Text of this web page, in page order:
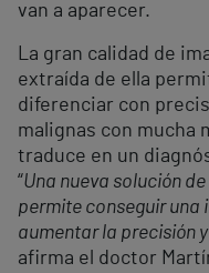
van a aparecer.
La gran calidad de
extraída de ella
diferenciar con
malignas con mucha
traduce en un
“Una nueva solución
permite conseguir una
aumentar la precisión
afirma el doctor